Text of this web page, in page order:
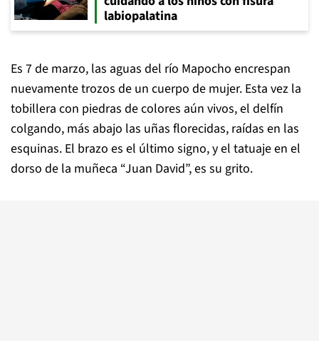
labiopalatina
Es 7 de marzo, las aguas del río Mapocho encrespan
nuevamente trozos de un cuerpo de mujer. Esta vez la
tobillera con piedras de colores aún vivos, el delfín
colgando, más abajo las uñas florecidas, raídas en las
esquinas. El brazo es el último signo, y el tatuaje en el
dorso de la muñeca “Juan David”, es su grito.